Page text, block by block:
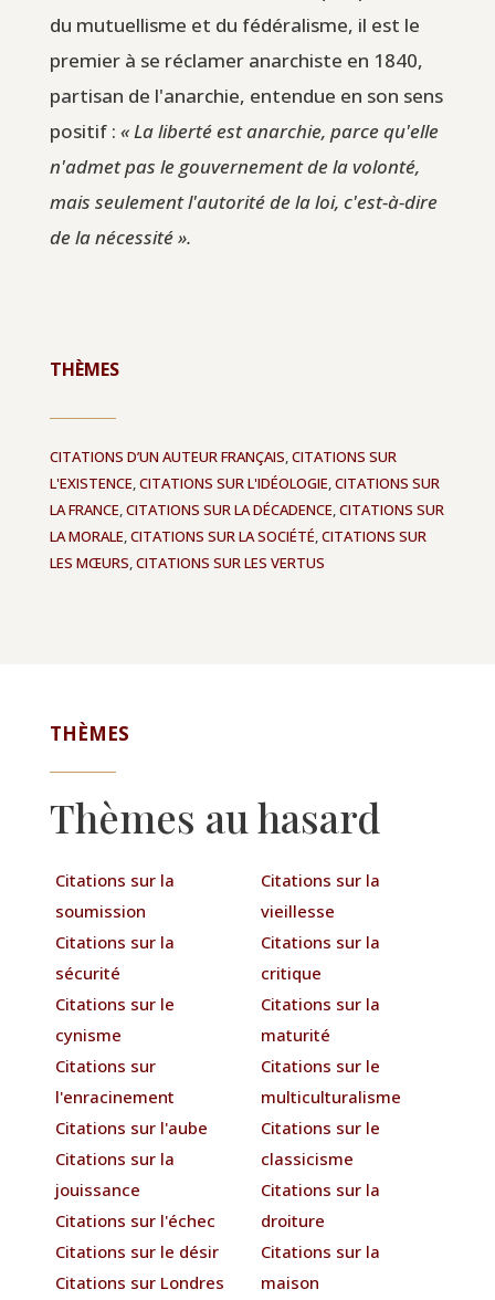
du mutuellisme et du fédéralisme, il est le
premier à se réclamer anarchiste en 1840,
partisan de l'anarchie, entendue en son sens
positif : « La liberté est anarchie, parce qu'elle
n'admet pas le gouvernement de la volonté,
mais seulement l'autorité de la loi, c'est-à-dire
de la nécessité ».
THÈMES
CITATIONS D’UN AUTEUR FRANÇAIS,CITATIONS SUR
L'EXISTENCE,CITATIONS SUR L'IDÉOLOGIE,CITATIONS SUR
LA FRANCE,CITATIONS SUR LA DÉCADENCE,CITATIONS SUR
LA MORALE,CITATIONS SUR LA SOCIÉTÉ,CITATIONS SUR
LES MŒURS,CITATIONS SUR LES VERTUS
THÈMES
Thèmes au hasard
Citations sur la
soumission
Citations sur la
sécurité
Citations sur le
cynisme
Citations sur
l'enracinement
Citations sur l'aube
Citations sur la
jouissance
Citations sur l'échec
Citations sur le désir
Citations sur Londres
Citations sur la
vieillesse
Citations sur la
critique
Citations sur la
maturité
Citations sur le
multiculturalisme
Citations sur le
classicisme
Citations sur la
droiture
Citations sur la
maison